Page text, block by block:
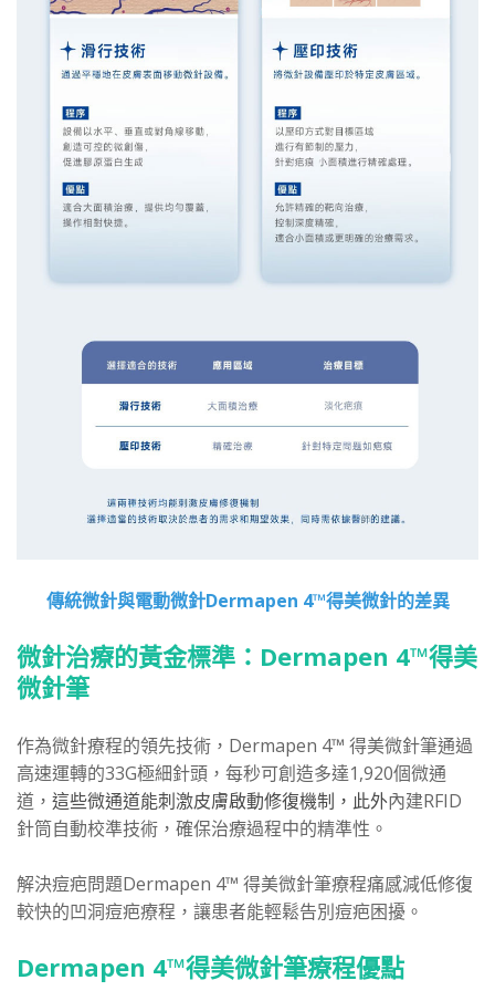
傳統微針與電動微針Dermapen 4™得美微針的差異
微針治療的黃金標準：Dermapen 4™得美
微針筆
作為微針療程的領先技術，Dermapen 4™ 得美微針筆通過
高速運轉的33G極細針頭，每秒可創造多達1,920個微通
道， 這些微通道能刺激皮膚啟動修復機制，此外內建RFID
針筒自動校準技術，確保治療過程中的精準性。
解決痘疤問題Dermapen 4™ 得美微針筆療程痛感減低修復
較快的凹洞痘疤療程，讓患者能輕鬆告別痘疤困擾。
Dermapen 4™得美微針筆療程優點